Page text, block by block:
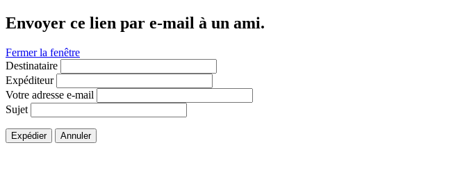
Envoyer ce lien par e-mail à un ami.
Fermer la fenêtre
Destinataire
Expéditeur
Votre adresse e-mail
Sujet
Expédier Annuler